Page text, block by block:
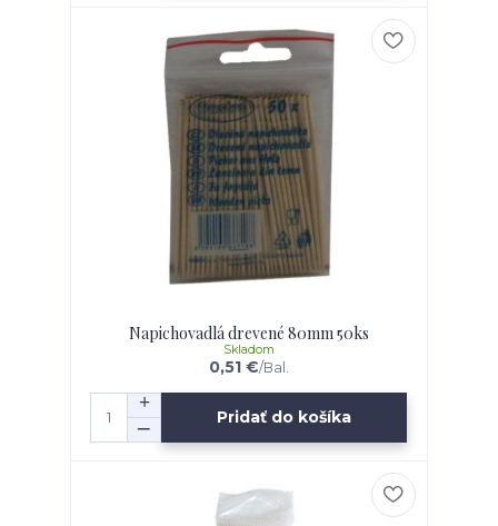
Napichovadlá drevené 80mm 50ks
0,51 €/Bal.
Skladom
Pridať do košíka